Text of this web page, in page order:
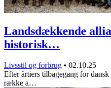
Landsdækkende
historisk…
Livsstil og forbrug • 02.10.25
Efter årtiers tilbagegang for
række a…